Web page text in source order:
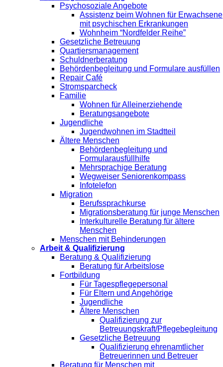
Psychosoziale Angebote
Assistenz beim Wohnen für Erwachsene
mit psychischen Erkrankungen
Wohnheim “Nordfelder Reihe”
Gesetzliche Betreuung
Quartiersmanagement
Schuldnerberatung
Behördenbegleitung und Formulare ausfüllen
Repair Café
Stromsparcheck
Familie
Wohnen für Alleinerziehende
Beratungsangebote
Jugendliche
Jugendwohnen im Stadtteil
Ältere Menschen
Behördenbegleitung und
Formularausfüllhilfe
Mehrsprachige Beratung
Wegweiser Seniorenkompass
Infotelefon
Migration
Berufssprachkurse
Migrationsberatung für junge Menschen
Interkulturelle Beratung für ältere
Menschen
Menschen mit Behinderungen
Arbeit & Qualifizierung
Beratung & Qualifizierung
Beratung für Arbeitslose
Fortbildung
Für Tagespflegepersonal
Für Eltern und Angehörige
Jugendliche
Ältere Menschen
Qualifizierung zur
Betreuungskraft/Pflegebegleitung
Gesetzliche Betreuung
Qualifizierung ehrenamtlicher
Betreuerinnen und Betreuer
Beratung für Menschen mit